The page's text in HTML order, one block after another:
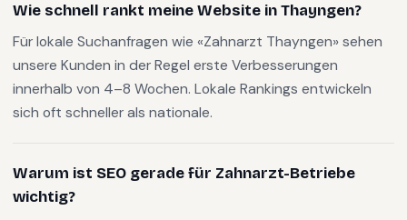
Wie schnell rankt meine Website in Thayngen?
Für lokale Suchanfragen wie «Zahnarzt Thayngen» sehen
unsere Kunden in der Regel erste Verbesserungen
innerhalb von 4–8 Wochen. Lokale Rankings entwickeln
sich oft schneller als nationale.
Warum ist SEO gerade für Zahnarzt-Betriebe
wichtig?